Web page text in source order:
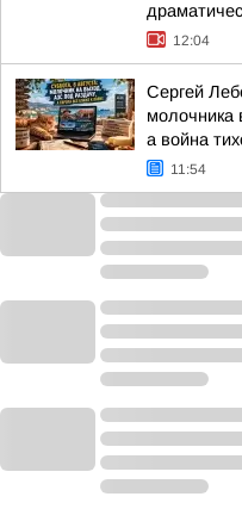
12:04
Сергей
молочника
а война
11:54